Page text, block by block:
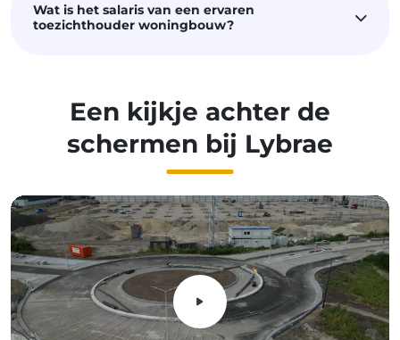
Wat is het salaris van een ervaren
toezichthouder woningbouw?
Een kijkje achter de
schermen bij Lybrae